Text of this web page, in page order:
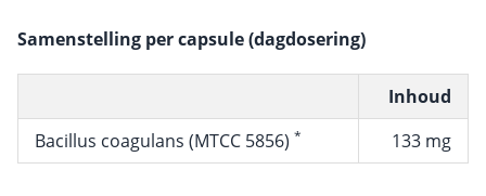
Samenstelling per capsule (dagdosering)
Inhoud
Bacillus coagulans (MTCC 5856) * 133 mg